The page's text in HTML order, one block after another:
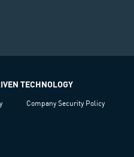
TECHNOLOGY
Company Security Policy